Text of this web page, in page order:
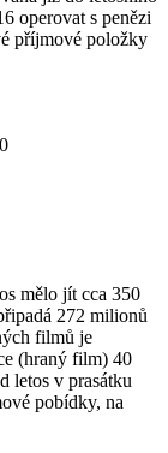
operovat s penězi
příjmové položky
mělo jít cca 350
272 milionů
filmů je
(hraný film) 40
letos v prasátku
pobídky, na